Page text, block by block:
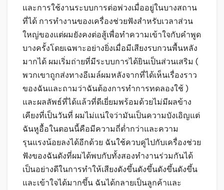
และการใช้งานระบบการต่อพ่วงเมื่ออยู่ในบางสถาน
ที่ได้ การทำงานของเครื่องช่วยฟังสำหรับเวลาส่วน
ใหญ่ของแต่ผมยังคงต่อสู้เพื่อทำความเข้าใจกับคำพูด
บางครั้งโดยเฉพาะอย่างยิ่งเมื่อมีเสียงรบกวนพื้นหลัง
มากได้ ผมเริ่มถ่ายที่มีระบบการได้ยินเป็นส่วนเสริม (
พวกเขาถูกส่งทางอีเมล์ผมหลังจากที่ได้เห็นเรื่องราว
ของฉันและถามว่าฉันต้องการทำการทดลองใช้ )
และผลลัพธ์ที่ได้แล้วที่ดีเยี่ยมพร้อมด้วยไม่มีผลข้าง
เคียงที่เป็นวันที่ ผมไม่แน่ใจว่ามันเป็นความบังเอิญแต่
ฉันหูอื้อในตอนนี้คือมีความถี่ต่ำกว่าและความ
รุนแรงน้อยลงได้อีกด้วย ฉันใช้ควบคู่ไปกับเครื่องช่วย
ฟังของฉันดังที่ผมได้พบกับทั้งสองทำงานร่วมกันได้
เป็นอย่างดีในการทำให้เสียงดังขึ้นดังขึ้นดังขึ้นดังขึ้น
และเข้าใจได้มากขึ้น ฉันได้กลายเป็นลูกค้าและ